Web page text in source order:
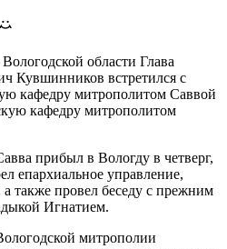
области Глава
Кувшинников встретился с
кафедру митрополитом Саввой
кафедру митрополитом
прибыл в Вологду в четверг,
епархиальное управление,
также провел беседу с прежним
Игнатием.
митрополии